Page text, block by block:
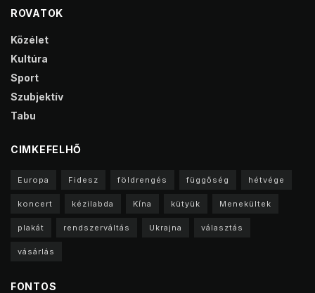
ROVATOK
Közélet
Kultúra
Sport
Szubjektív
Tabu
CIMKEFELHŐ
Europa Fidesz földrengés függőség hétvége
koncert kézilabda Kína kütyük Menekültek
plakát rendszerváltás Ukrajna választás
vásárlás
FONTOS